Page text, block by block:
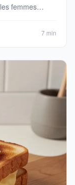
femmes
7 min